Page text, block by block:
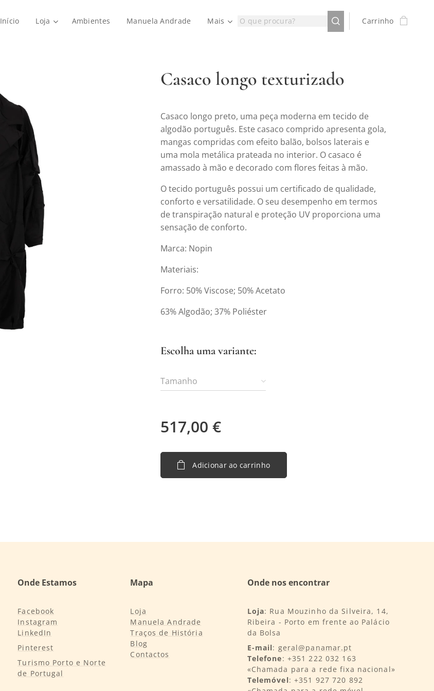
Início Loja Ambientes Manuela Andrade Mais Carrinho
Casaco longo texturizado
Casaco longo preto, uma peça moderna em tecido de
algodão português. Este casaco comprido apresenta gola,
mangas compridas com efeito balão, bolsos laterais e
uma mola metálica prateada no interior. O casaco é
amassado à mão e decorado com flores feitas à mão.
O tecido português possui um certificado de qualidade,
conforto e versatilidade. O seu desempenho em termos
de transpiração natural e proteção UV proporciona uma
sensação de conforto.
Marca: Nopin
Materiais:
Forro: 50% Viscose; 50% Acetato
63% Algodão; 37% Poliéster
Escolha uma variante:
Tamanho
517,00 €
Adicionar ao carrinho
Onde Estamos
Facebook
Instagram
LinkedIn
Pinterest
Turismo Porto e Norte
de Portugal
Mapa
Loja
Manuela Andrade
Traços de História
Blog
Contactos
Onde nos encontrar
Loja: Rua Mouzinho da Silveira, 14,
Ribeira - Porto em frente ao Palácio
da Bolsa
E-mail: geral@panamar.pt
Telefone: +351 222 032 163
«Chamada para a rede fixa nacional»
Telemóvel: +351 927 720 892